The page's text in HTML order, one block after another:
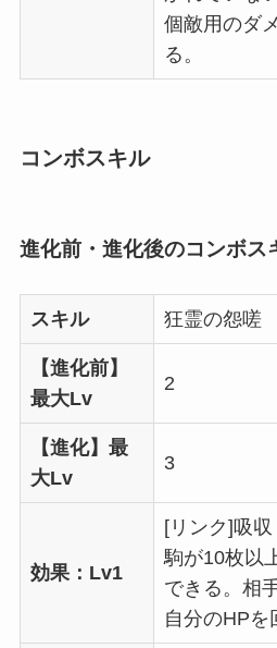
個敵用のダ
る。
コンボスキル
進化前・進化後のコンボス
スキル 狂霊の怨嗟
【進化前】
最大Lv
2
【進化】最
大Lv
3
効果：Lv1
[リンク]吸
駒が10枚以
できる。相
自分のHPを